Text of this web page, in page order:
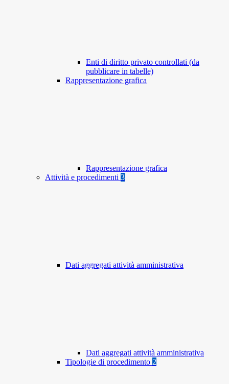
Enti di diritto privato controllati (da
pubblicare in tabelle)
Rappresentazione grafica
Rappresentazione grafica
Attività e procedimenti 3
Dati aggregati attività amministrativa
Dati aggregati attività amministrativa
Tipologie di procedimento 2